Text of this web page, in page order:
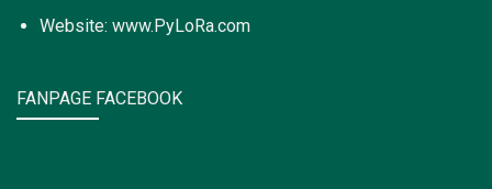
Website: www.PyLoRa.com
FANPAGE FACEBOOK